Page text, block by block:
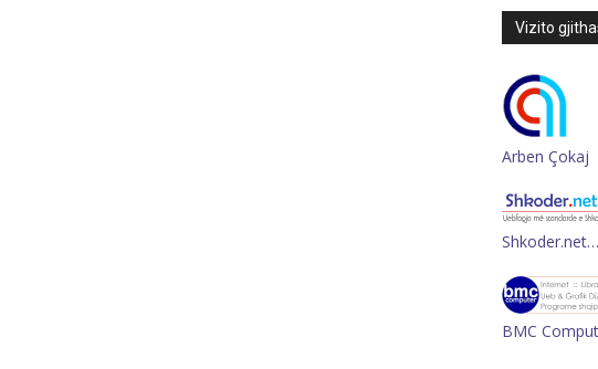
Vizito
Arben Çokaj
Shkoder.net…
BMC